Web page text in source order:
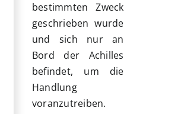
bestimmten Zweck
geschrieben wurde
und sich nur an
Bord der Achilles
befindet, um die
Handlung
voranzutreiben.